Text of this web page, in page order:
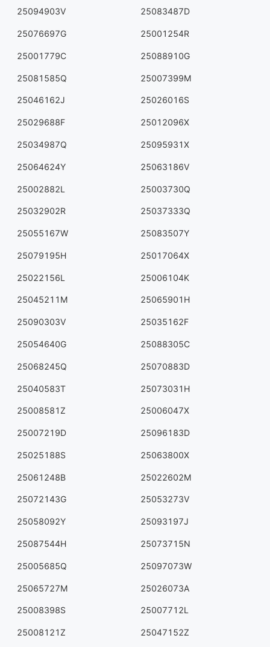
25094903V 25083487D
25076697G 25001254R
25001779C 25088910G
25081585Q 25007399M
25046162J 25026016S
25029688F 25012096X
25034987Q 25095931X
25064624Y 25063186V
25002882L 25003730Q
25032902R 25037333Q
25055167W 25083507Y
25079195H 25017064X
25022156L 25006104K
25045211M 25065901H
25090303V 25035162F
25054640G 25088305C
25068245Q 25070883D
25040583T 25073031H
25008581Z 25006047X
25007219D 25096183D
25025188S 25063800X
25061248B 25022602M
25072143G 25053273V
25058092Y 25093197J
25087544H 25073715N
25005685Q 25097073W
25065727M 25026073A
25008398S 25007712L
25008121Z 25047152Z